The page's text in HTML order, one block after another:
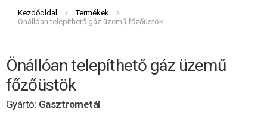
Kezdőoldal
Termékek
Önállóan telepíthető gáz üzemű főzőüstök
Önállóan telepíthető gáz üzemű
főzőüstök
Gyártó: Gasztrometál